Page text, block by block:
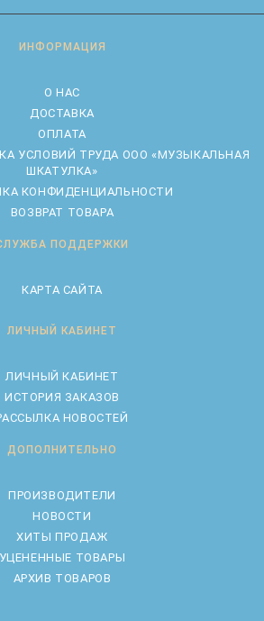
ИНФОРМАЦИЯ
О НАС
ДОСТАВКА
ОПЛАТА
УСЛОВИЙ ТРУДА ООО «МУЗЫКАЛЬНАЯ
ШКАТУЛКА»
КОНФИДЕНЦИАЛЬНОСТИ
ВОЗВРАТ ТОВАРА
ПОДДЕРЖКИ
КАРТА САЙТА
ЛИЧНЫЙ КАБИНЕТ
ЛИЧНЫЙ КАБИНЕТ
ИСТОРИЯ ЗАКАЗОВ
НОВОСТЕЙ
ДОПОЛНИТЕЛЬНО
ПРОИЗВОДИТЕЛИ
НОВОСТИ
ХИТЫ ПРОДАЖ
УЦЕНЕННЫЕ ТОВАРЫ
АРХИВ ТОВАРОВ